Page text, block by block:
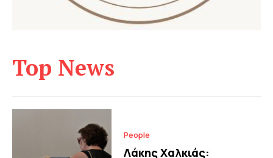
Top News
People
Λάκης Χαλκιάς: